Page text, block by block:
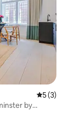
Средна
5 (3)
by